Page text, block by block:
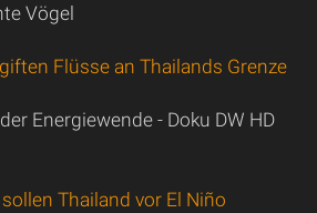
Vögel
Flüsse an Thailands Grenze
Energiewende - Doku DW HD
Thailand vor El Niño